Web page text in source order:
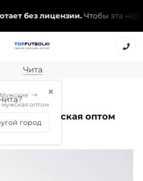
без лицензии.Чтобы эта
Чита
✖
город
Мужские
оптом
ПОЛО мужская оптом